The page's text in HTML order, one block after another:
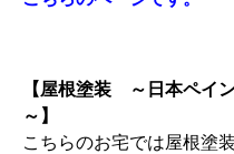
【屋根塗装 ～日本ペイ
～】
こちらのお宅では屋根塗